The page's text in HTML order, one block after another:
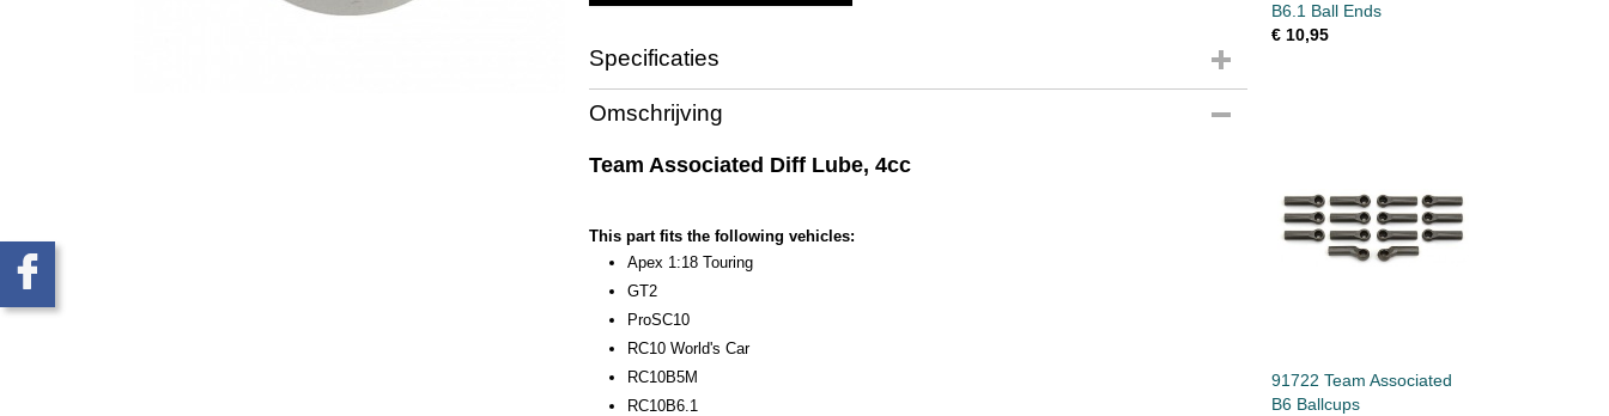
Specificaties
Productcode
EAN code
Bruto gewicht
Omschrijving
Team Associated Diff Lube, 4cc
This part fits the following vehicles:
Apex 1:18 Touring
GT2
ProSC10
RC10 World's Car
RC10B5M
RC10B6.1
B6.1 Ball Ends
€ 10,95
91722 Team Associated
B6 Ballcups